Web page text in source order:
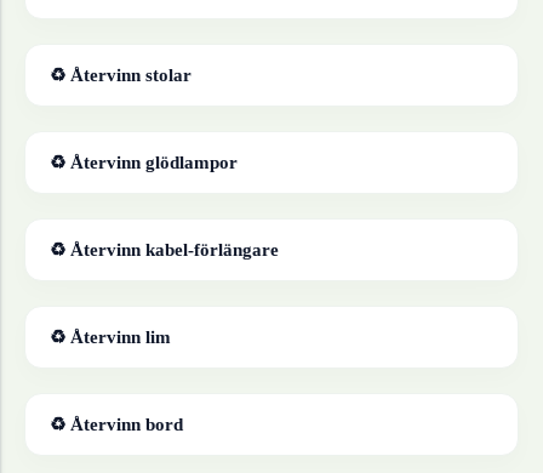
♻ Återvinn stolar
♻ Återvinn glödlampor
♻ Återvinn kabel-förlängare
♻ Återvinn lim
♻ Återvinn bord